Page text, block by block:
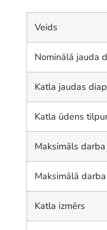
Veids
Nominālā jauda
Katla jaudas
Katla ūdens
Maksimāls
Maksimālā
Katla izmērs